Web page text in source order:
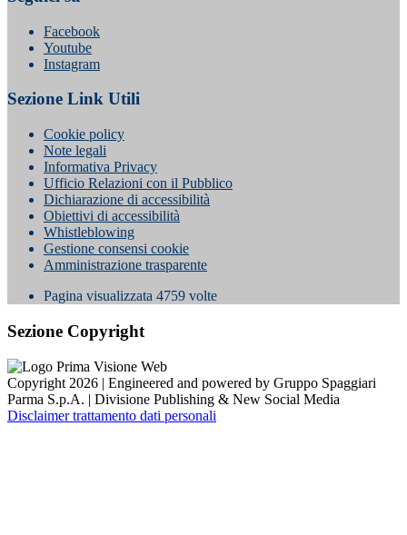
Facebook
Youtube
Instagram
Sezione Link Utili
Cookie policy
Note legali
Informativa Privacy
Ufficio Relazioni con il Pubblico
Dichiarazione di accessibilità
Obiettivi di accessibilità
Whistleblowing
Gestione consensi cookie
Amministrazione trasparente
Pagina visualizzata 4759 volte
Sezione Copyright
Copyright 2026 | Engineered and powered by Gruppo Spaggiari
Parma S.p.A. | Divisione Publishing & New Social Media
Disclaimer trattamento dati personali